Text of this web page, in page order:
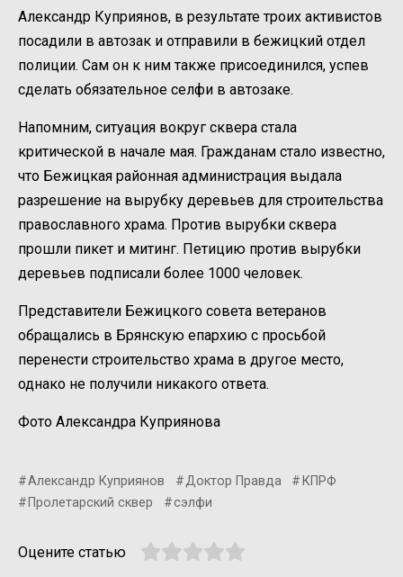
Александр Куприянов, в результате троих активистов
посадили в автозак и отправили в бежицкий отдел
полиции. Сам он к ним также присоединился, успев
сделать обязательное селфи в автозаке.
Напомним, ситуация вокруг сквера стала
критической в начале мая. Гражданам стало известно,
что Бежицкая районная администрация выдала
разрешение на вырубку деревьев для строительства
православного храма. Против вырубки сквера
прошли пикет и митинг. Петицию против вырубки
деревьев подписали более 1000 человек.
Представители Бежицкого совета ветеранов
обращались в Брянскую епархию с просьбой
перенести строительство храма в другое место,
однако не получили никакого ответа.
Фото Александра Куприянова
Александр Куприянов Доктор Правда
КПРФ
Пролетарский сквер
сэлфи
Оцените статью